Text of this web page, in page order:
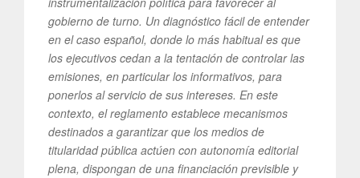
gobierno de turno. Un diagnóstico fácil de entender
en el caso español, donde lo más habitual es que
los ejecutivos cedan a la tentación de controlar las
emisiones, en particular los informativos, para
ponerlos al servicio de sus intereses. En este
contexto, el reglamento establece mecanismos
destinados a garantizar que los medios de
titularidad pública actúen con autonomía editorial
plena, dispongan de una financiación previsible y